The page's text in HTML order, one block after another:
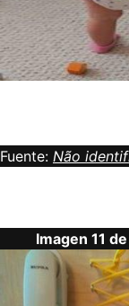
Fuente: Não
Imagen 11